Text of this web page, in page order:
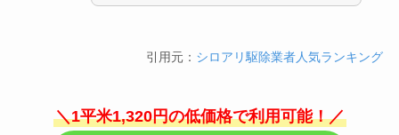
引用元： シロアリ駆除業者人気ランキング
＼1平米1,320円の低価格で利用可能！／